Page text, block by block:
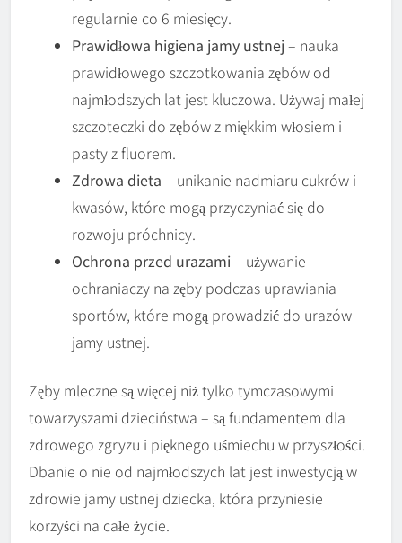
regularnie co 6 miesięcy.
Prawidłowa higiena jamy ustnej – nauka
prawidłowego szczotkowania zębów od
najmłodszych lat jest kluczowa. Używaj małej
szczoteczki do zębów z miękkim włosiem i
pasty z fluorem.
Zdrowa dieta – unikanie nadmiaru cukrów i
kwasów, które mogą przyczyniać się do
rozwoju próchnicy.
Ochrona przed urazami– używanie
ochraniaczy na zęby podczas uprawiania
sportów, które mogą prowadzić do urazów
jamy ustnej.
Zęby mleczne są więcej niż tylko tymczasowymi
towarzyszami dzieciństwa – są fundamentem dla
zdrowego zgryzu i pięknego uśmiechu w przyszłości.
Dbanie o nie od najmłodszych lat jest inwestycją w
zdrowie jamy ustnej dziecka, która przyniesie
korzyści na całe życie.